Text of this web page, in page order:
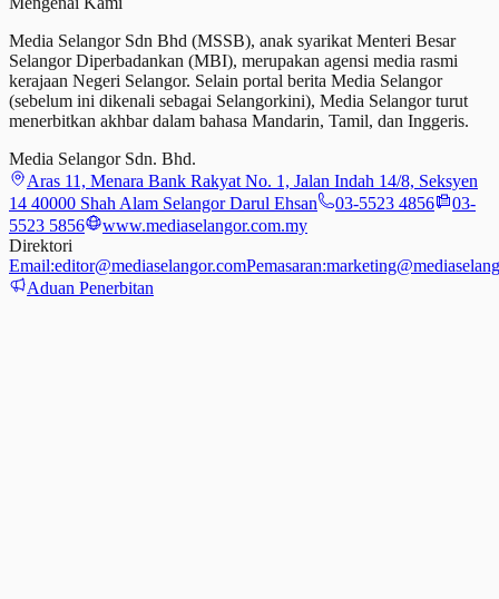
Media Selangor Sdn Bhd (MSSB), anak syarikat Menteri Besar
Selangor Diperbadankan (MBI), merupakan agensi media rasmi
kerajaan Negeri Selangor. Selain portal berita Media Selangor
(sebelum ini dikenali sebagai Selangorkini), Media Selangor turut
menerbitkan akhbar dalam bahasa Mandarin, Tamil, dan Inggeris.
Media Selangor Sdn. Bhd.
Aras 11, Menara Bank Rakyat No. 1, Jalan Indah 14/8, Seksyen
14 40000 Shah Alam Selangor Darul Ehsan
03-5523 4856
03-
5523 5856
www.mediaselangor.com.my
Direktori
Email:editor@mediaselangor.comPemasaran:
Aduan Penerbitan